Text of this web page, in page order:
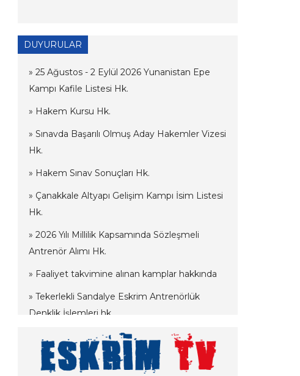
DUYURULAR
» 25 Ağustos - 2 Eylül 2026 Yunanistan Epe
Kampı Kafile Listesi Hk.
» Hakem Kursu Hk.
» Sınavda Başarılı Olmuş Aday Hakemler Vizesi
Hk.
» Hakem Sınav Sonuçları Hk.
» Çanakkale Altyapı Gelişim Kampı İsim Listesi
Hk.
» 2026 Yılı Millilik Kapsamında Sözleşmeli
Antrenör Alımı Hk.
» Faaliyet takvimine alınan kamplar hakkında
» Tekerlekli Sandalye Eskrim Antrenörlük
Denklik İşlemleri hk.
» Vakıf Üniversiteleri Milli Sporcu Eğitim Bursu
2026 Yılı Başvuruları hk.